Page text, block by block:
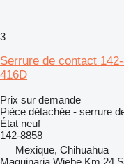
3
Serrure de contact
416D
Prix sur demande
Pièce détachée - serrure
État neuf
142-8858
Mexique, Chihuahua
Maquinaria Wiebe Km 24